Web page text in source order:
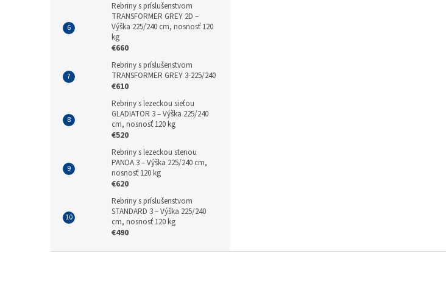
Rebriny s príslušenstvom
TRANSFORMER GREY 2D –
Výška 225/240 cm, nosnosť 120
kg
€660
Rebriny s príslušenstvom
TRANSFORMER GREY 3-225/240
€610
Rebriny s lezeckou sieťou
GLADIATOR 3 – Výška 225/240
cm, nosnosť 120 kg
€520
Rebriny s lezeckou stenou
PANDA 3 – Výška 225/240 cm,
nosnosť 120 kg
€620
Rebriny s príslušenstvom
STANDARD 3 – Výška 225/240
cm, nosnosť 120 kg
€490